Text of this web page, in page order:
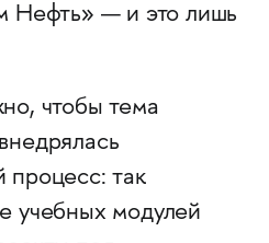
Нефть» — и это лишь
чтобы тема
процесс: так
учебных модулей